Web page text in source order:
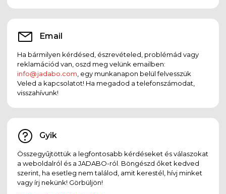
Email
Ha bármilyen kérdésed, észrevételed, problémád vagy
reklamációd van, oszd meg velünk emailben:
info@jadabo.com , egy munkanapon belül felvesszük
Veled a kapcsolatot! Ha megadod a telefonszámodat,
visszahívunk!
Gyik
Összegyűjtöttük a legfontosabb kérdéseket és válaszokat
a weboldalról és a JADABO-ról. Böngészd őket kedved
szerint, ha esetleg nem találod, amit kerestél, hívj minket
vagy írj nekünk! Görbüljön!